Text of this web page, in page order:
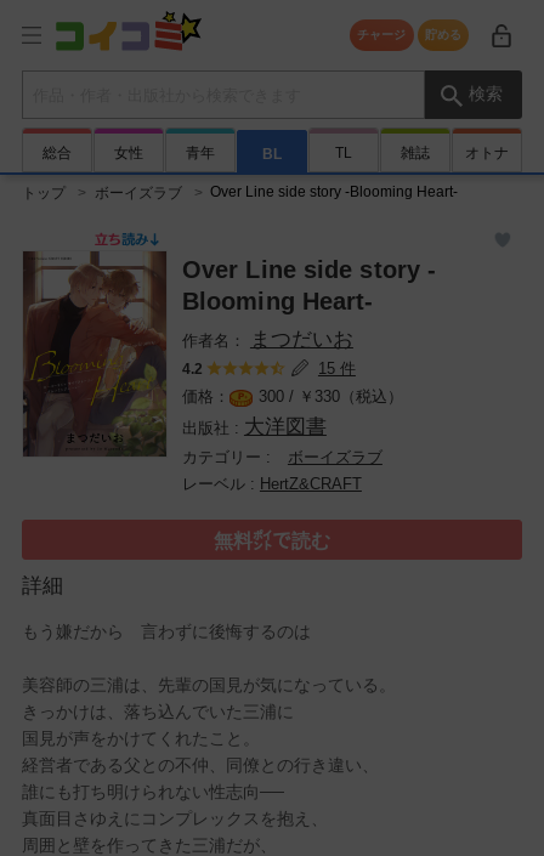
チャージ 貯める
検索
総合 女性 青年 BL TL 雑誌 オトナ
トップ ボーイズラブ Over Line side story -Blooming Heart-
Over Line side story -
Blooming Heart-
まつだいお
4.2
15 件
300 / ￥ 330（税込）
大洋図書
ボーイズラブ
HertZ&CRAFT
無料㌽で読む
詳細
もう嫌だから 言わずに後悔するのは
美容師の三浦は、先輩の国見が気になっている。
きっかけは、落ち込んでいた三浦に
国見が声をかけてくれたこと。
経営者である父との不仲、同僚との行き違い、
誰にも打ち明けられない性志向──
真面目さゆえにコンプレックスを抱え、
周囲と壁を作ってきた三浦だが、